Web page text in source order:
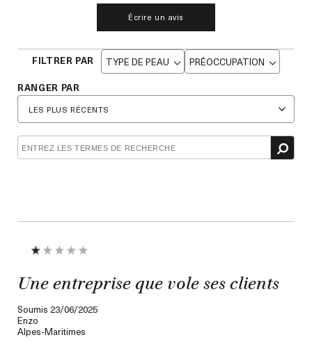
Écrire un avis
TYPE DE PEAU
Français
PRÉOCCUPATION
Français
Une entreprise que vole ses clients
Soumis 23/06/2025
Enzo
Alpes-Maritimes